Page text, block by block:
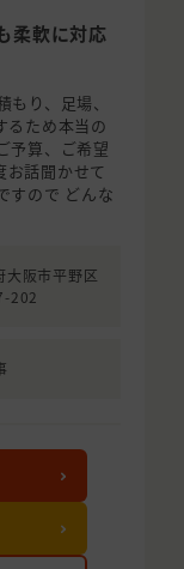
柔軟に対応
り、足場、
るため本当の
予算、ご希望
お話聞かせて
すので どんな
阪市平野区
202